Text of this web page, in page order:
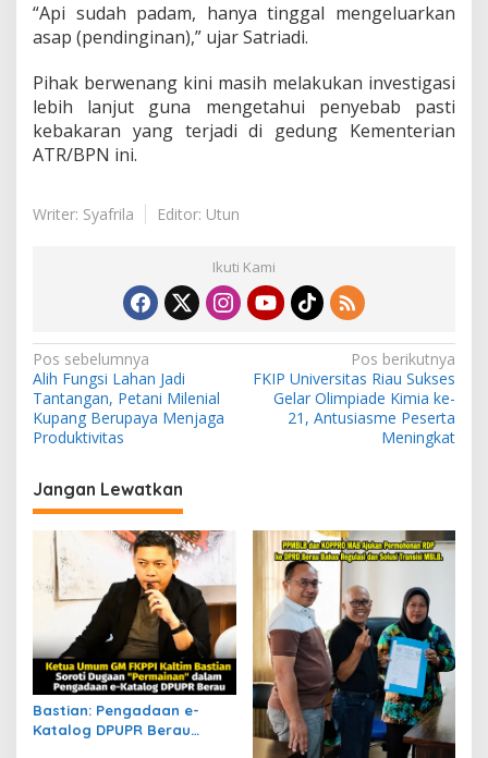
“Api sudah padam, hanya tinggal mengeluarkan
asap (pendinginan),” ujar Satriadi.
Pihak berwenang kini masih melakukan investigasi
lebih lanjut guna mengetahui penyebab pasti
kebakaran yang terjadi di gedung Kementerian
ATR/BPN ini.
Writer: Syafrila Editor: Utun
Ikuti Kami
N
a
v
g
a
i
o
s
Pos sebelumnya
Alih Fungsi Lahan Jadi
Tantangan, Petani Milenial
Kupang Berupaya Menjaga
Produktivitas
Pos berikutnya
FKIP Universitas Riau Sukses
Gelar Olimpiade Kimia ke-
21, Antusiasme Peserta
Meningkat
Jangan Lewatkan
Bastian: Pengadaan e-
Katalog DPUPR Berau